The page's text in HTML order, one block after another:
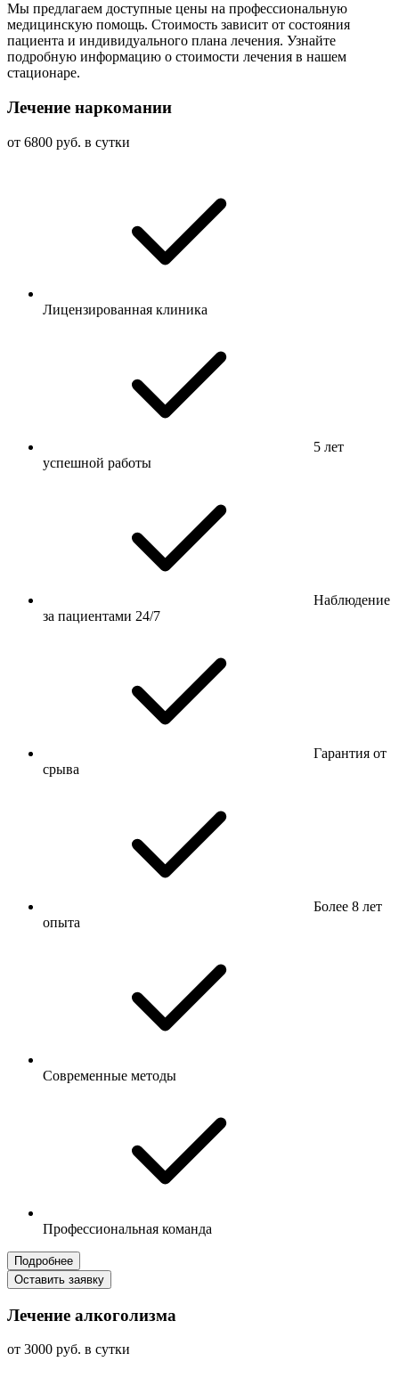
Мы предлагаем доступные цены на профессиональную
медицинскую помощь. Стоимость зависит от состояния
пациента и индивидуального плана лечения. Узнайте
подробную информацию о стоимости лечения в нашем
стационаре.
Лечение наркомании
от 6800 руб. в сутки
Лицензированная клиника
5 лет
успешной работы
Наблюдение
за пациентами 24/7
Гарантия от
срыва
Более 8 лет
опыта
Современные методы
Профессиональная команда
Подробнее
Оставить заявку
Лечение алкоголизма
от 3000 руб. в сутки